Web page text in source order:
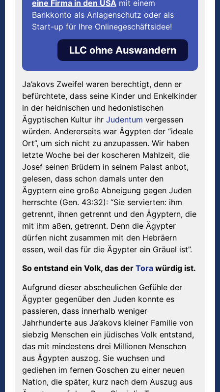
eine Firma in den USA mit einem
Bankkonto als Anlagenschutz oder als
Start-up für Ihre Onlinegeschäftsidee!
LLC ohne Auswandern
Ja’akovs Zweifel waren berechtigt, denn er
befürchtete, dass seine Kinder und Enkelkinder
in der heidnischen und hedonistischen
Ägyptischen Kultur ihr Judentum vergessen
würden. Andererseits war Ägypten der “ideale
Ort”, um sich nicht zu anzupassen. Wir haben
letzte Woche bei der koscheren Mahlzeit, die
Josef seinen Brüdern in seinem Palast anbot,
gelesen, dass schon damals unter den
Ägyptern eine große Abneigung gegen Juden
herrschte (Gen. 43:32): “Sie servierten: ihm
getrennt, ihnen getrennt und den Ägyptern, die
mit ihm aßen, getrennt. Denn die Ägypter
dürfen nicht zusammen mit den Hebräern
essen, weil das für die Ägypter ein Gräuel ist”.
So entstand ein Volk, das der Tora würdig ist.
Aufgrund dieser abscheulichen Gefühle der
Ägypter gegenüber den Juden konnte es
passieren, dass innerhalb weniger
Jahrhunderte aus Ja’akovs kleiner Familie von
siebzig Menschen ein jüdisches Volk entstand,
das mit mindestens drei Millionen Menschen
aus Ägypten auszog. Sie wuchsen und
gediehen im fernen Goschen zu einer neuen
Nation, die später, kurz nach dem Auszug aus